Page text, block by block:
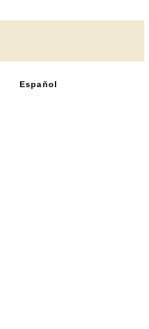
Español